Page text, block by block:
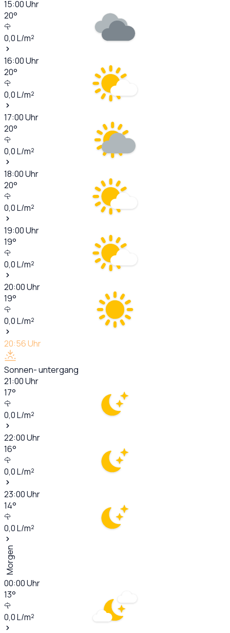
15:00Uhr
20°
0,0L/m²
16:00Uhr
20°
0,0L/m²
17:00Uhr
20°
0,0L/m²
18:00Uhr
20°
0,0L/m²
19:00Uhr
19°
0,0L/m²
20:00Uhr
19°
0,0L/m²
20:56Uhr
Sonnen- untergang
21:00Uhr
17°
0,0L/m²
22:00Uhr
16°
0,0L/m²
23:00Uhr
14°
0,0L/m²
Morgen
00:00Uhr
13°
0,0L/m²